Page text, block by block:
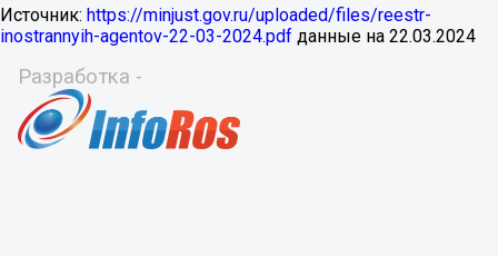
Источник: https://minjust.gov.ru/uploaded/files/reestr-
inostrannyih-agentov-22-03-2024.pdf данные на 22.03.2024
Разработка -